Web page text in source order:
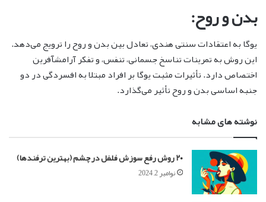
بدن و روح:
یوگا به اعتقادات سنتی هندی، تعادل بین بدن و روح را ترویج می‌دهد.
این روش به تمرینات تناسخ جسمانی، تنفس، و تفکر آرامشآفرین
اختصاص دارد. تأثیرات مثبت یوگا بر افراد مبتلا به افسردگی در دو
جنبه اساسی بدن و روح تأثیر می‌گذارد.
نوشته های مشابه
۲۰ روش رفع سوزش فلفل در چشم (بهترین ترفندها)
نوامبر 2, 2024